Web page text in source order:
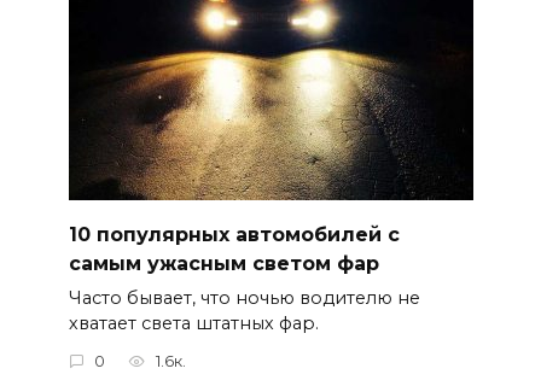
10 популярных автомобилей с
самым ужасным светом фар
Часто бывает, что ночью водителю не
хватает света штатных фар.
0 1.6к.